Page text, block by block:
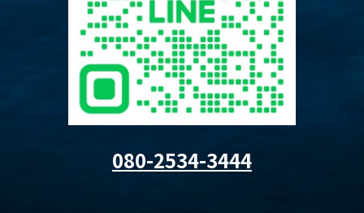
080-2534-3444